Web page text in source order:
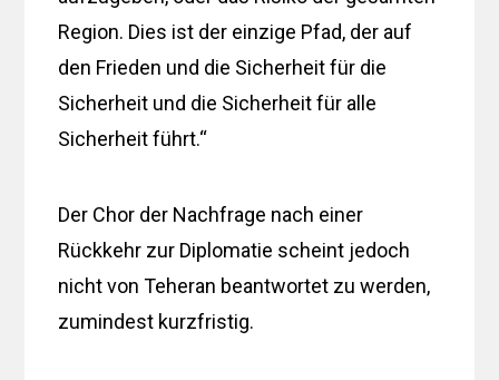
Region. Dies ist der einzige Pfad, der auf
den Frieden und die Sicherheit für die
Sicherheit und die Sicherheit für alle
Sicherheit führt.“
Der Chor der Nachfrage nach einer
Rückkehr zur Diplomatie scheint jedoch
nicht von Teheran beantwortet zu werden,
zumindest kurzfristig.